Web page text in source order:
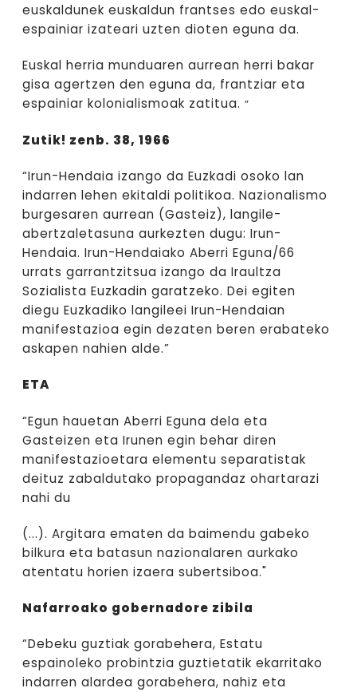
euskaldunek euskaldun frantses edo euskal-
espainiar izateari uzten dioten eguna da.
Euskal herria munduaren aurrean herri bakar
gisa agertzen den eguna da, frantziar eta
espainiar kolonialismoak zatitua.”
Zutik! zenb. 38, 1966
“Irun-Hendaia izango da Euzkadi osoko lan
indarren lehen ekitaldi politikoa. Nazionalismo
burgesaren aurrean (Gasteiz), langile-
abertzaletasuna aurkezten dugu: Irun-
Hendaia. Irun-Hendaiako Aberri Eguna/66
urrats garrantzitsua izango da Iraultza
Sozialista Euzkadin garatzeko. Dei egiten
diegu Euzkadiko langileei Irun-Hendaian
manifestazioa egin dezaten beren erabateko
askapen nahien alde.”
ETA
“Egun hauetan Aberri Eguna dela eta
Gasteizen eta Irunen egin behar diren
manifestazioetara elementu separatistak
deituz zabaldutako propagandaz ohartarazi
nahi du
(...). Argitara ematen da baimendu gabeko
bilkura eta batasun nazionalaren aurkako
atentatu horien izaera subertsiboa."
Nafarroako gobernadore zibila
“Debeku guztiak gorabehera, Estatu
espainoleko probintzia guztietatik ekarritako
indarren alardea gorabehera, nahiz eta